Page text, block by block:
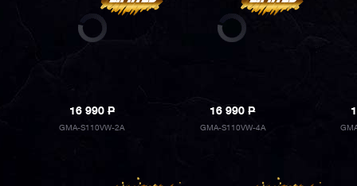
16 990P
GMA-S110VW-2A
16 990P
GMA-S110VW-4A